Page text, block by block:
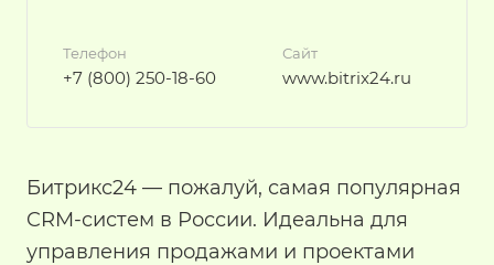
Телефон
+7 (800) 250-18-60
Сайт
www.bitrix24.ru
Битрикс24 — пожалуй, самая популярная
CRM-систем в России. Идеальна для
управления продажами и проектами